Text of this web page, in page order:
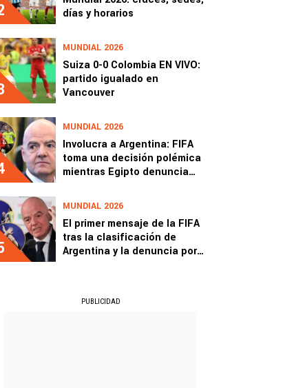
días y horarios
MUNDIAL 2026
Suiza 0-0 Colombia EN VIVO:
partido igualado en
Vancouver
MUNDIAL 2026
Involucra a Argentina: FIFA
toma una decisión polémica
mientras Egipto denuncia
MUNDIAL 2026
El primer mensaje de la FIFA
tras la clasificación de
Argentina y la denuncia por
PUBLICIDAD